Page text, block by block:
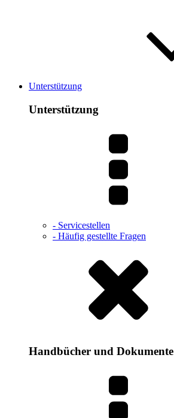
Unterstützung
Unterstützung
- Servicestellen
- Häufig gestellte Fragen
Handbücher und Dokumente